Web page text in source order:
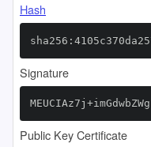
Hash
Signature
Public Key Certificate